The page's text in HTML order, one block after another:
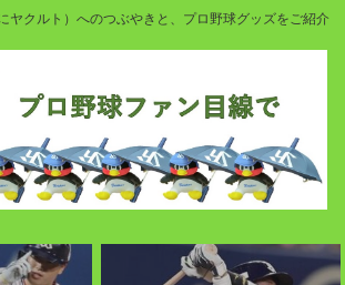
ヤクルト）へのつぶやきと、プロ野球グッズをご紹介